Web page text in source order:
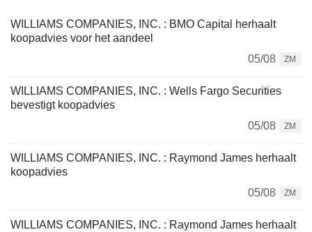
WILLIAMS COMPANIES, INC. : BMO Capital herhaalt
koopadvies voor het aandeel
05/08
ZM
WILLIAMS COMPANIES, INC. : Wells Fargo Securities
bevestigt koopadvies
05/08
ZM
WILLIAMS COMPANIES, INC. : Raymond James herhaalt
koopadvies
05/08
ZM
WILLIAMS COMPANIES, INC. : Raymond James herhaalt